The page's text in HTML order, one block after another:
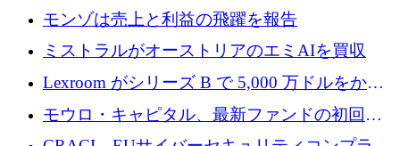
ラウンドで小売業のスプレッドシートをター
ゲットにしています
モンゾは売上と利益の飛躍を報告
ミストラルがオーストリアのエミAIを買収
Lexroom がシリーズ B で 5,000 万ドルをかけ
てヨーロッパ大陸法用の法律 AI を構築
モウロ・キャピタル、最新ファンドの初回ク
ローズで4億ドルを確保